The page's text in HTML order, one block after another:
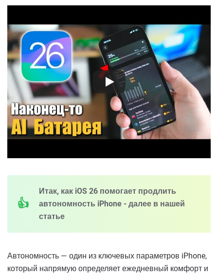
Итак, как iOS 26 помогает продлить
автономность iPhone - далее в нашей
статье
Автономность — один из ключевых параметров iPhone,
который напрямую определяет ежедневный комфорт и